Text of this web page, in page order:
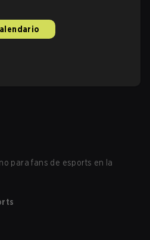
para fans de esports en la